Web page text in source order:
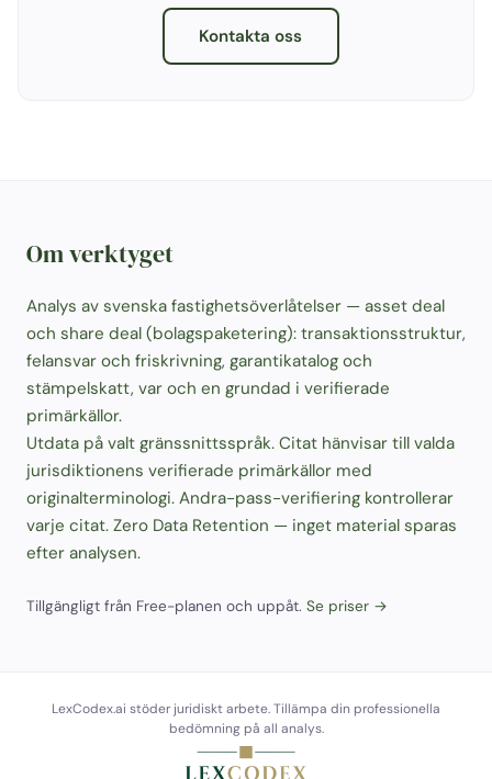
Kontakta oss
Om verktyget
Analys av svenska fastighetsöverlåtelser — asset deal
och share deal (bolagspaketering): transaktionsstruktur,
felansvar och friskrivning, garantikatalog och
stämpelskatt, var och en grundad i verifierade
primärkällor.
Utdata på valt gränssnittsspråk. Citat hänvisar till valda
jurisdiktionens verifierade primärkällor med
originalterminologi. Andra-pass-verifiering kontrollerar
varje citat. Zero Data Retention — inget material sparas
efter analysen.
Tillgängligt från Free-planen och uppåt. Se priser →
LexCodex.ai stöder juridiskt arbete. Tillämpa din professionella
bedömning på all analys.